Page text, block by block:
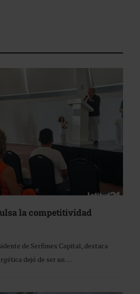
la competitividad
de Serfimex Capital, destaca
dejó de ser un …